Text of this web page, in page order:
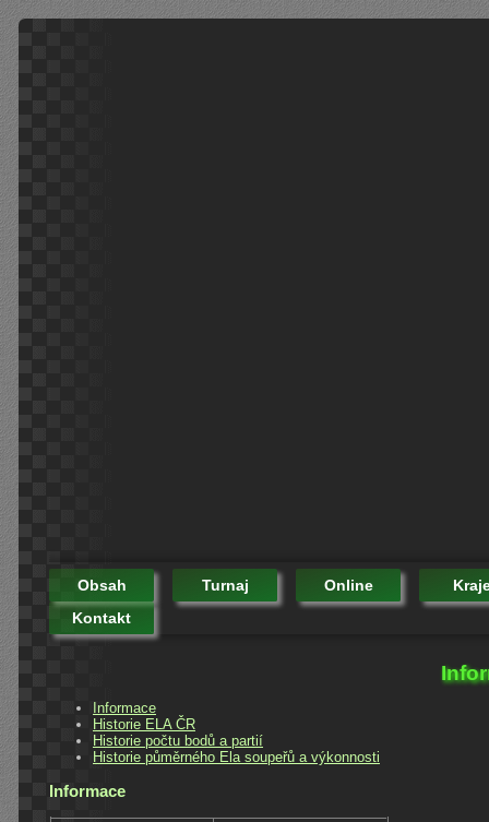
Obsah Turnaj Online
Kontakt
Informace
Historie ELA ČR
Historie počtu bodů a partií
Historie půměrného Ela soupeřů a výkonnosti
Informace